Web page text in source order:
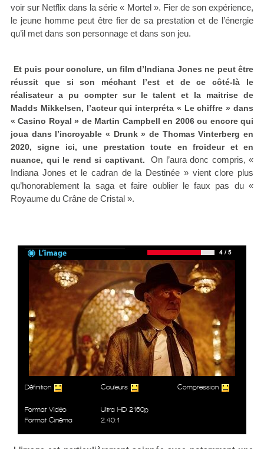
voir sur Netflix dans la série « Mortel ». Fier de son expérience,
le jeune homme peut être fier de sa prestation et de l’énergie
qu’il met dans son personnage et dans son jeu.
Et puis pour conclure, un film d’Indiana Jones ne peut être
réussit que si son méchant l’est et de ce côté-là le
réalisateur a pu compter sur le talent et la maitrise de
Madds Mikkelsen, l’acteur qui interpréta « Le chiffre » dans
« Casino Royal » de Martin Campbell en 2006 ou encore qui
joua dans l’incroyable « Drunk » de Thomas Vinterberg en
2020, signe ici, une prestation toute en froideur et en
nuance, qui le rend si captivant.
On l’aura donc compris, «
Indiana Jones et le cadran de la Destinée » vient clore plus
qu’honorablement la saga et faire oublier le faux pas du «
Royaume du Crâne de Cristal ».
Définition Couleurs Compression
Format Vidéo
Ultra HD 2160p
Format Cinéma
2.40:1